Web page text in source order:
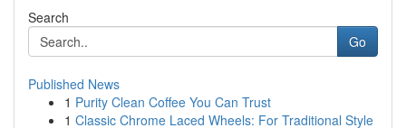
Search
Go
Published News
1 Purity Clean Coffee You Can Trust
1 Classic Chrome Laced Wheels: For Traditional Style